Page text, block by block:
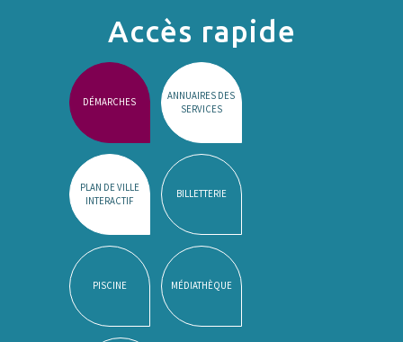
Accès rapide
DÉMARCHES
ANNUAIRES DES
SERVICES
PLAN DE VILLE
INTERACTIF
BILLETTERIE
PISCINE MÉDIATHÈQUE